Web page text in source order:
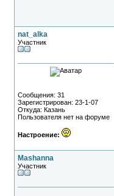
nat_alka
Участник
Сообщения: 31
Зарегистрирован: 23-1-07
Откуда: Казань
Пользователя нет на форуме
Настроение:
Mashanna
Участник